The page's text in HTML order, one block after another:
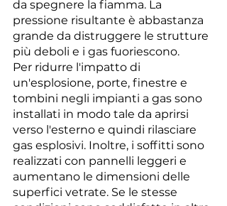
da spegnere la fiamma. La
pressione risultante è abbastanza
grande da distruggere le strutture
più deboli e i gas fuoriescono.
Per ridurre l'impatto di
un'esplosione, porte, finestre e
tombini negli impianti a gas sono
installati in modo tale da aprirsi
verso l'esterno e quindi rilasciare
gas esplosivi. Inoltre, i soffitti sono
realizzati con pannelli leggeri e
aumentano le dimensioni delle
superfici vetrate. Se le stesse